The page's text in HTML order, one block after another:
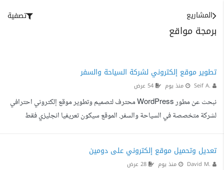
برمجة مواقع
المشاريع تصفية
تطوير موقع إلكتروني لشركة السياحة والسفر
Seif A. منذ يوم
نبحث عن مطور WordPress محترف لتصميم وتطوير موقع إلكتروني احترافي
لشركة متخصصة في السياحة والسفر. الموقع سيكون تعريفيا انجليزي فقط
تنفيذه تصميم وتطوير موقع WordPress متجاوب مع الموبايل والتابلتتعديل وتحميل موقع إلكتروني على دومين
David M. منذ يوم